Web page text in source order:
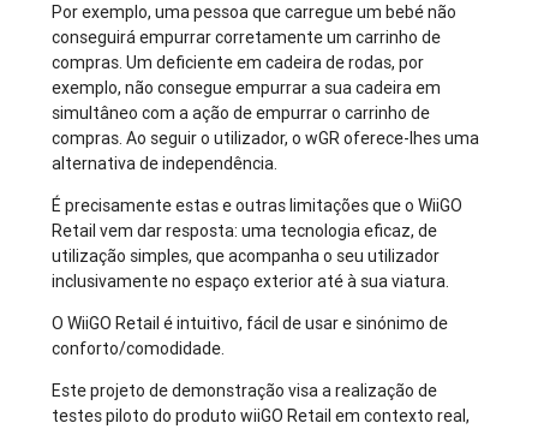
Por exemplo, uma pessoa que carregue um bebé não
conseguirá empurrar corretamente um carrinho de
compras. Um deficiente em cadeira de rodas, por
exemplo, não consegue empurrar a sua cadeira em
simultâneo com a ação de empurrar o carrinho de
compras. Ao seguir o utilizador, o wGR oferece-lhes uma
alternativa de independência.
É precisamente estas e outras limitações que o WiiGO
Retail vem dar resposta: uma tecnologia eficaz, de
utilização simples, que acompanha o seu utilizador
inclusivamente no espaço exterior até à sua viatura.
O WiiGO Retail é intuitivo, fácil de usar e sinónimo de
conforto/comodidade.
Este projeto de demonstração visa a realização de
testes piloto do produto wiiGO Retail em contexto real,